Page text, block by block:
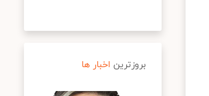
بروزترین اخبار ها